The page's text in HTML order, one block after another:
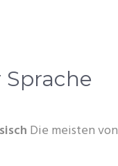
Die meisten von